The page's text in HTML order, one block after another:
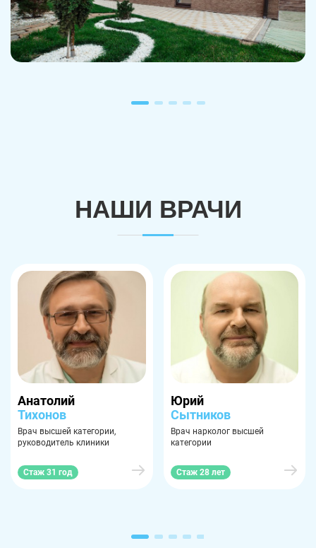
НАШИ ВРАЧИ
Анатолий
Тихонов
Врач высшей категории,
руководитель клиники
Стаж 31 год
Юрий
Сытников
Врач нарколог высшей
категории
Стаж 28 лет